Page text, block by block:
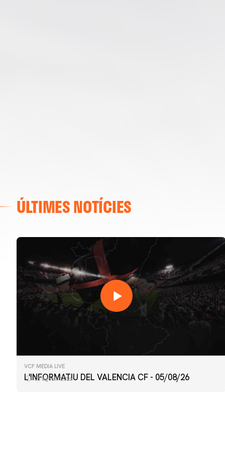
ÚLTIMES NOTÍCIES
VCF MEDIA LIVE
L'INFORMATIU DEL VALENCIA CF - 05/08/26
05 agosto 2026
PRIMER EQUIP
ENTRENAMENT DEL VALENCIA CF 4/8/2026